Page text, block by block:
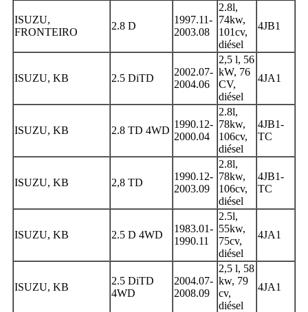
ISUZU,
FRONTEIRO
2.8 D
1997.11-
2003.08
2.8l,
74kw,
101cv,
diésel
4JB1
ISUZU, KB 2.5 DiTD
2002.07-
2004.06
2,5 l, 56
kW, 76
CV,
diésel
4JA1
ISUZU, KB 2.8 TD 4WD
1990.12-
2000.04
2.8l,
78kw,
106cv,
diésel
4JB1-
TC
ISUZU, KB 2,8 TD
1990.12-
2003.09
2.8l,
78kw,
106cv,
diésel
4JB1-
TC
ISUZU, KB 2.5 D 4WD
1983.01-
1990.11
2.5l,
55kw,
75cv,
diésel
4JA1
ISUZU, KB
2.5 DiTD
4WD
2004.07-
2008.09
2,5 l, 58
kw, 79
cv,
diésel
4JA1